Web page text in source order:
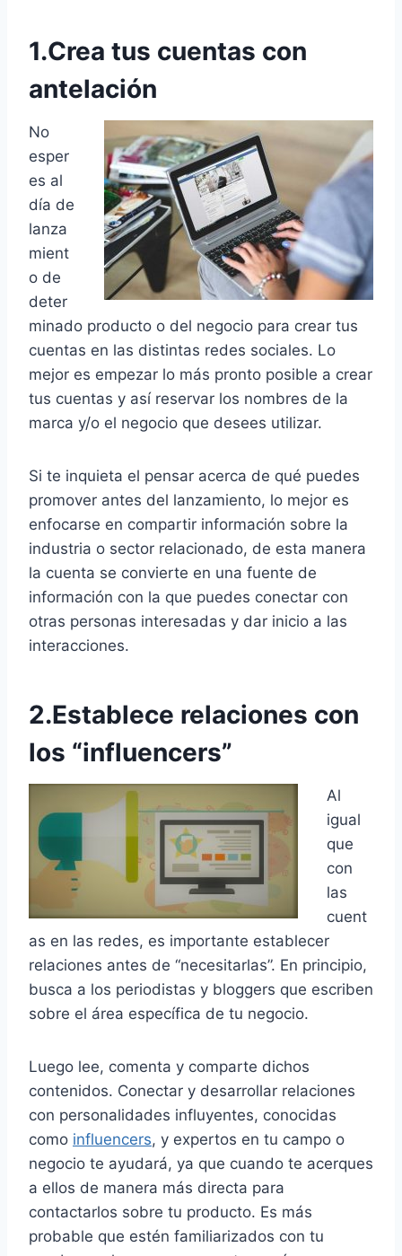
1.Crea tus cuentas con
antelación
No
esper
es al
día de
lanza
mient
o de
deter
minado producto o del negocio para crear tus
cuentas en las distintas redes sociales. Lo
mejor es empezar lo más pronto posible a crear
tus cuentas y así reservar los nombres de la
marca y/o el negocio que desees utilizar.
Si te inquieta el pensar acerca de qué puedes
promover antes del lanzamiento, lo mejor es
enfocarse en compartir información sobre la
industria o sector relacionado, de esta manera
la cuenta se convierte en una fuente de
información con la que puedes conectar con
otras personas interesadas y dar inicio a las
interacciones.
2.Establece relaciones con
los “influencers”
Al
igual
que
con
las
cuent
as en las redes, es importante establecer
relaciones antes de “necesitarlas”. En principio,
busca a los periodistas y bloggers que escriben
sobre el área específica de tu negocio.
Luego lee, comenta y comparte dichos
contenidos. Conectar y desarrollar relaciones
con personalidades influyentes, conocidas
como influencers, y expertos en tu campo o
negocio te ayudará, ya que cuando te acerques
a ellos de manera más directa para
contactarlos sobre tu producto. Es más
probable que estén familiarizados con tu